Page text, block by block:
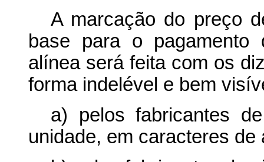
A marcação do preço
base para o pagamento
alínea será feita com os
forma indelével e bem
a) pelos fabricantes
unidade, em caracteres